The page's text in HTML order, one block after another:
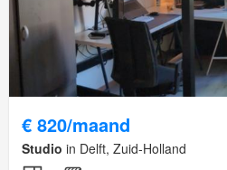
€ 820/maand
Studio in Delft, Zuid-Holland